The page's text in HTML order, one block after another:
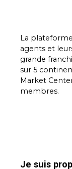
La
agents et
grande
sur 5
Market
membres.
Je suis